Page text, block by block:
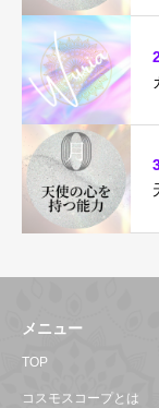
メニュー
TOP
コスモスコープとは